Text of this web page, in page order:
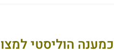
הוליסטי